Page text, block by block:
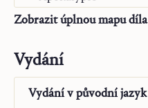
Maria
Modlitba a sakramentá
Člověk před Bohem
„Posmrtné spisy“
Zobrazit úplnou mapu díla
Vydání
Vydání vpůvodní jazyk